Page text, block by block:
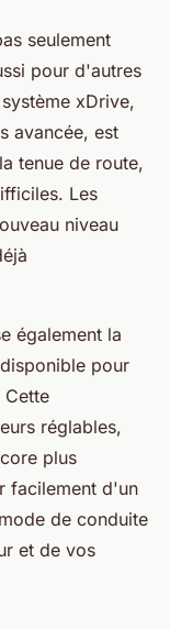
seulement
pour d'autres
xDrive,
avancée, est
tenue de route,
Les
niveau
également la
pour
Cette
réglables,
plus
facilement d'un
de conduite
et de vos